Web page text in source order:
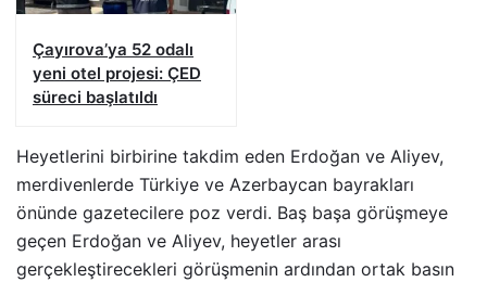
Çayırova’ya 52 odalı
yeni otel projesi: ÇED
süreci başlatıldı
Heyetlerini birbirine takdim eden Erdoğan ve Aliyev,
merdivenlerde Türkiye ve Azerbaycan bayrakları
önünde gazetecilere poz verdi. Baş başa görüşmeye
geçen Erdoğan ve Aliyev, heyetler arası
gerçekleştirecekleri görüşmenin ardından ortak basın